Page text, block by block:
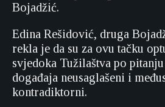
Bojadžić.
Edina Rešidović, druga
rekla je da su za ovu tačku
svjedoka Tužilaštva po
događaja neusaglašeni i
kontradiktorni.